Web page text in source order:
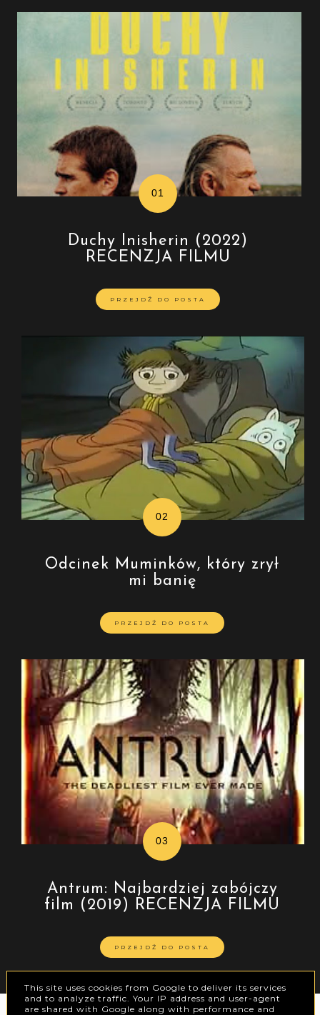
Duchy Inisherin (2022)
RECENZJA FILMU
PRZEJDŹ DO POSTA
Odcinek Muminków, który zrył
mi banię
PRZEJDŹ DO POSTA
Antrum: Najbardziej zabójczy
film (2019) RECENZJA FILMU
PRZEJDŹ DO POSTA
instagram @pulpafikcji
This site uses cookies from Google to deliver its services
and to analyze traffic. Your IP address and user-agent
are shared with Google along with performance and